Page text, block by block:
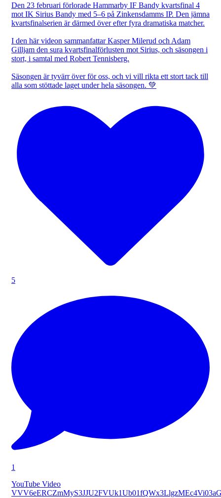
Den 23 februari förlorade Hammarby IF Bandy kvartsfinal 4
mot IK Sirius Bandy med 5–6 på Zinkensdamms IP. Den jämna
kvartsfinalserien är därmed över efter fyra dramatiska matcher.
I den här videon sammanfattar Kasper Milerud och Adam
Gilljam den sura kvartsfinalförlusten mot Sirius, och säsongen i
stort, i samtal med Robert Tennisberg.
Säsongen är tyvärr över för oss, och vi vill rikta ett stort tack till
alla som stöttade laget under hela säsongen. 💚
5
1
YouTube Video